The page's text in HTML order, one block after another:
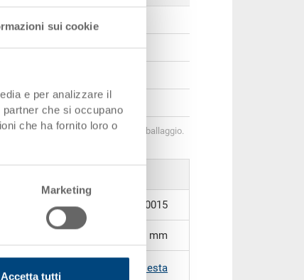
sui cookie
e per analizzare il
che si occupano
che ha fornito loro o
Marketing
Accetta tutti
CHF 4.65
CHF 4.20
CHF 3.35
corrispondono alle unità di imballaggio.
89-6-0015
560 x 360 x 12 mm
Altri colori su richiesta